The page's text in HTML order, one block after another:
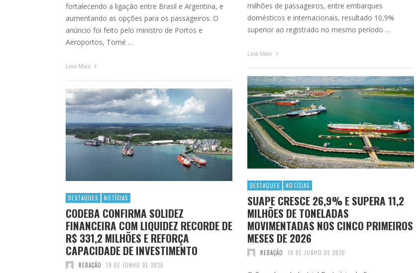
milhões de passageiros, entre embarques
domésticos e internacionais, resultado 10,9%
superior ao registrado no mesmo período …
Leia Mais
fortalecendo a ligação entre Brasil e Argentina, e
aumentando as opções para os passageiros. O
anúncio foi feito pelo ministro de Portos e
Aeroportos, Tomé …
Leia Mais
DESTAQUES NOTÍCIAS
SUAPE CRESCE 26,9% E SUPERA 11,2
MILHÕES DE TONELADAS
MOVIMENTADAS NOS CINCO PRIMEIROS
MESES DE 2026
REDAÇÃO 19 DE JUNHO DE 2026
DESTAQUES NOTÍCIAS
CODEBA CONFIRMA SOLIDEZ
FINANCEIRA COM LIQUIDEZ RECORDE DE
R$ 331,2 MILHÕES E REFORÇA
CAPACIDADE DE INVESTIMENTO
REDAÇÃO 19 DE JUNHO DE 2026